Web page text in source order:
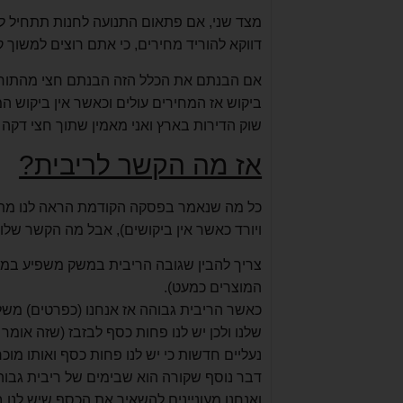
מצד שני, אם פתאום התנועה לחנות תתחיל
דווקא להוריד מחירים, כי אתם רוצים למשוך
אם הבנתם את הכלל הזה הבנתם חצי
ביקוש אז המחירים עולים וכאשר אין
שוק הדירות בארץ ואני מאמין שתוך חצי דקה
אז מה הקשר לריבית?
כל מה שנאמר בפסקה הקודמת הראה לנו מתי
ויורד כאשר אין ביקושים), אבל מה הקשר שלו
צריך להבין שגובה הריבית במשק משפיע
המוצרים כמעט).
כאשר הריבית גבוהה אז אנחנו (כפרטים)
שלנו ולכן יש לנו פחות כסף לבזבז (שזה
נעליים חדשות כי יש לנו פחות כסף ואותו
דבר נוסף שקורה הוא שבימים של ריבית